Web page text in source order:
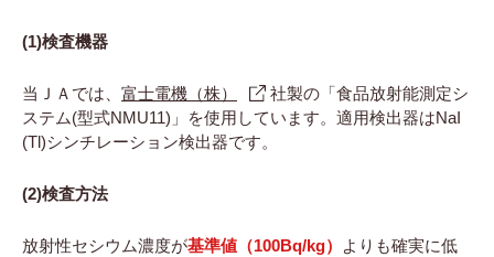
(1)検査機器
当ＪＡでは、 富士電機（株）
社製の「食品放射能測定シ
ステム(型式NMU11)」を使用しています。適用検出器はNaI
(Tl)シンチレーション検出器です。
(2)検査方法
放射性セシウム濃度が基準値（100Bq/kg）
よりも確実に低